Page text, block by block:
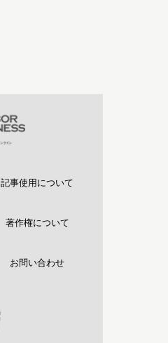
記事使用について
著作権について
お問い合わせ